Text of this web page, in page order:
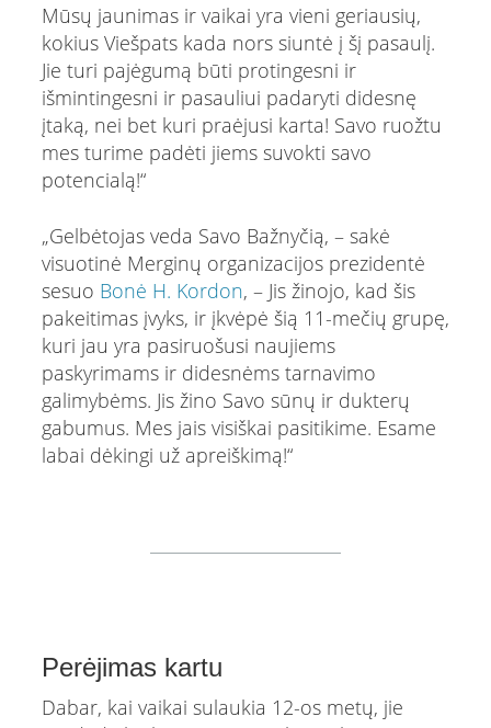
Mūsų jaunimas ir vaikai yra vieni geriausių,
kokius Viešpats kada nors siuntė į šį pasaulį.
Jie turi pajėgumą būti protingesni ir
išmintingesni ir pasauliui padaryti didesnę
įtaką, nei bet kuri praėjusi karta! Savo ruožtu
mes turime padėti jiems suvokti savo
potencialą!“
„Gelbėtojas veda Savo Bažnyčią, – sakė
visuotinė Merginų organizacijos prezidentė
sesuo Bonė H. Kordon, – Jis žinojo, kad šis
pakeitimas įvyks, ir įkvėpė šią 11-mečių grupę,
kuri jau yra pasiruošusi naujiems
paskyrimams ir didesnėms tarnavimo
galimybėms. Jis žino Savo sūnų ir dukterų
gabumus. Mes jais visiškai pasitikime. Esame
labai dėkingi už apreiškimą!“
Perėjimas kartu
Dabar, kai vaikai sulaukia 12-os metų, jie